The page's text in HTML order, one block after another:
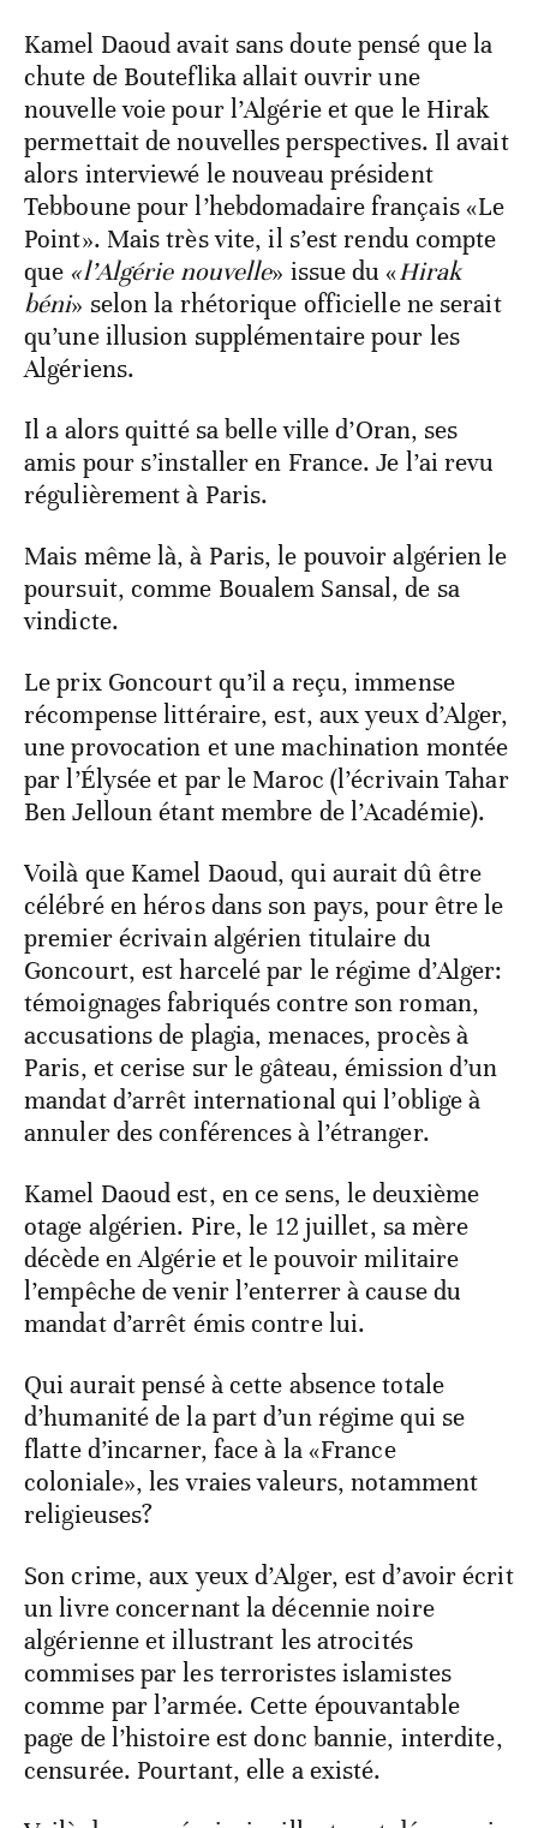
Kamel Daoud avait sans doute pensé que la
chute de Bouteflika allait ouvrir une
nouvelle voie pour l’Algérie et que le Hirak
permettait de nouvelles perspectives. Il avait
alors interviewé le nouveau président
Tebboune pour l’hebdomadaire français «Le
Point». Mais très vite, il s’est rendu compte
que «l’Algérie nouvelle» issue du «Hirak
béni» selon la rhétorique officielle ne serait
qu’une illusion supplémentaire pour les
Algériens.
Il a alors quitté sa belle ville d’Oran, ses
amis pour s’installer en France. Je l’ai revu
régulièrement à Paris.
Mais même là, à Paris, le pouvoir algérien le
poursuit, comme Boualem Sansal, de sa
vindicte.
Le prix Goncourt qu’il a reçu, immense
récompense littéraire, est, aux yeux d’Alger,
une provocation et une machination montée
par l’Élysée et par le Maroc (l’écrivain Tahar
Ben Jelloun étant membre de l’Académie).
Voilà que Kamel Daoud, qui aurait dû être
célébré en héros dans son pays, pour être le
premier écrivain algérien titulaire du
Goncourt, est harcelé par le régime d’Alger:
témoignages fabriqués contre son roman,
accusations de plagia, menaces, procès à
Paris, et cerise sur le gâteau, émission d’un
mandat d’arrêt international qui l’oblige à
annuler des conférences à l’étranger.
Kamel Daoud est, en ce sens, le deuxième
otage algérien. Pire, le 12 juillet, sa mère
décède en Algérie et le pouvoir militaire
l’empêche de venir l’enterrer à cause du
mandat d’arrêt émis contre lui.
Qui aurait pensé à cette absence totale
d’humanité de la part d’un régime qui se
flatte d’incarner, face à la «France
coloniale», les vraies valeurs, notamment
religieuses?
Son crime, aux yeux d’Alger, est d’avoir écrit
un livre concernant la décennie noire
algérienne et illustrant les atrocités
commises par les terroristes islamistes
comme par l’armée. Cette épouvantable
page de l’histoire est donc bannie, interdite,
censurée. Pourtant, elle a existé.